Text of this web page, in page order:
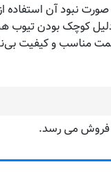
۲۰ لیتر بنزین سوپر به باک اضافه
مناسب برای ۵۰ لیتر بنزین خواهد
مناسب و کیفیت